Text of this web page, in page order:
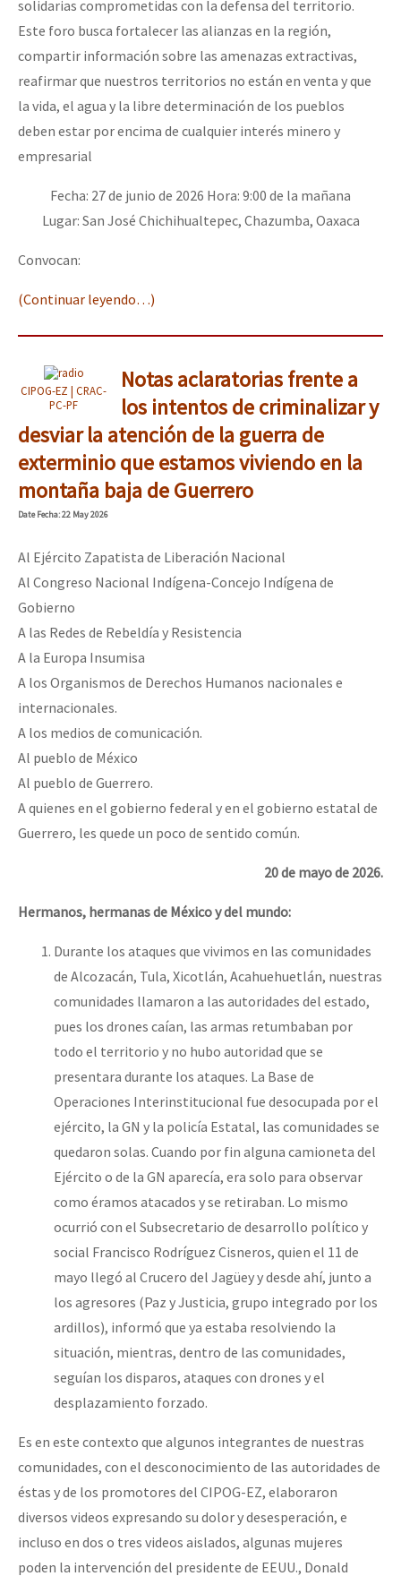
solidarias comprometidas con la defensa del territorio.
Este foro busca fortalecer las alianzas en la región,
compartir información sobre las amenazas extractivas,
reafirmar que nuestros territorios no están en venta y que
la vida, el agua y la libre determinación de los pueblos
deben estar por encima de cualquier interés minero y
empresarial
Fecha: 27 de junio de 2026 Hora: 9:00 de la mañana
Lugar: San José Chichihualtepec, Chazumba, Oaxaca
Convocan:
(Continuar leyendo…)
CIPOG-EZ | CRAC-
PC-PF
Notas aclaratorias frente a
los intentos de criminalizar y
desviar la atención de la guerra de
exterminio que estamos viviendo en la
montaña baja de Guerrero
DateFecha: 22 May 2026
Al Ejército Zapatista de Liberación Nacional
Al Congreso Nacional Indígena-Concejo Indígena de
Gobierno
A las Redes de Rebeldía y Resistencia
A la Europa Insumisa
A los Organismos de Derechos Humanos nacionales e
internacionales.
A los medios de comunicación.
Al pueblo de México
Al pueblo de Guerrero.
A quienes en el gobierno federal y en el gobierno estatal de
Guerrero, les quede un poco de sentido común.
20 de mayo de 2026.
Hermanos, hermanas de México y del mundo:
Durante los ataques que vivimos en las comunidades
de Alcozacán, Tula, Xicotlán, Acahuehuetlán, nuestras
comunidades llamaron a las autoridades del estado,
pues los drones caían, las armas retumbaban por
todo el territorio y no hubo autoridad que se
presentara durante los ataques. La Base de
Operaciones Interinstitucional fue desocupada por el
ejército, la GN y la policía Estatal, las comunidades se
quedaron solas. Cuando por fin alguna camioneta del
Ejército o de la GN aparecía, era solo para observar
como éramos atacados y se retiraban. Lo mismo
ocurrió con el Subsecretario de desarrollo político y
social Francisco Rodríguez Cisneros, quien el 11 de
mayo llegó al Crucero del Jagüey y desde ahí, junto a
los agresores (Paz y Justicia, grupo integrado por los
ardillos), informó que ya estaba resolviendo la
situación, mientras, dentro de las comunidades,
seguían los disparos, ataques con drones y el
desplazamiento forzado.
Es en este contexto que algunos integrantes de nuestras
comunidades, con el desconocimiento de las autoridades de
éstas y de los promotores del CIPOG-EZ, elaboraron
diversos videos expresando su dolor y desesperación, e
incluso en dos o tres videos aislados, algunas mujeres
poden la intervención del presidente de EEUU., Donald